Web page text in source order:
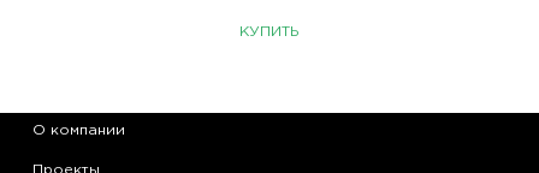
КУПИТЬ
О компании
Проекты